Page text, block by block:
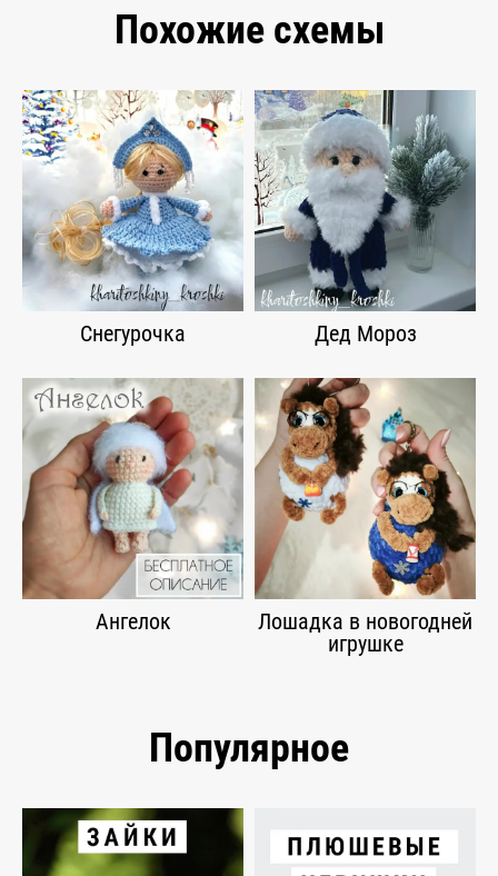
Похожие схемы
Снегурочка Дед Мороз
Ангелок
Лошадка в новогодней
игрушке
Популярное